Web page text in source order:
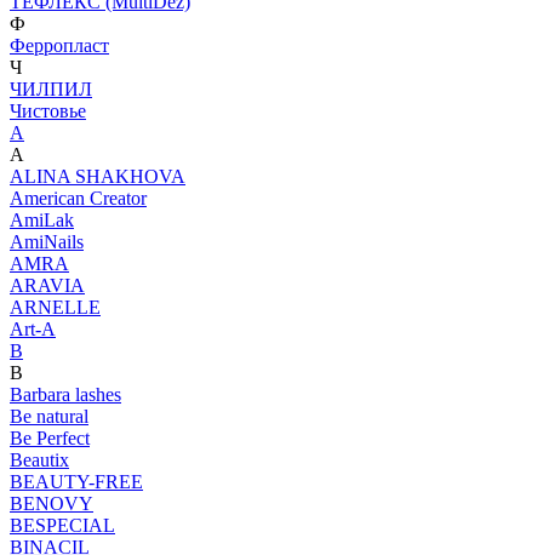
Ф
Ферропласт
Ч
ЧИЛПИЛ
Чистовье
A
A
ALINA SHAKHOVA
American Creator
AmiLak
AmiNails
AMRA
ARAVIA
ARNELLE
Art-A
B
B
Barbara lashes
Be natural
Be Perfect
Beautix
BEAUTY-FREE
BENOVY
BESPECIAL
BINACIL